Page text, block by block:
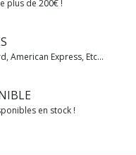
plus de 200€ !
American Express, Etc...
en stock !